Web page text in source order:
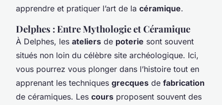
apprendre et pratiquer l’art de la céramique.
Delphes : Entre Mythologie et Céramique
À Delphes, les ateliers de poterie sont souvent
situés non loin du célèbre site archéologique. Ici,
vous pourrez vous plonger dans l’histoire tout en
apprenant les techniques grecques de fabrication
de céramiques. Les cours proposent souvent des